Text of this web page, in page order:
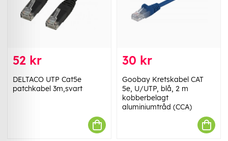
52 kr
DELTACO UTP Cat5e
patchkabel 3m,svart
30 kr
Goobay Kretskabel CAT
5e, U/UTP, blå, 2 m
kobberbelagt
aluminiumtråd (CCA)